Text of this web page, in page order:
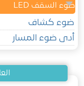
ضوء السقف LED
ضوء كشاف
أدى ضوء المسار